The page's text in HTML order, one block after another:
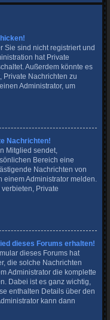
Sie sind nicht registriert und
hat Private
Außerdem könnte es
Private Nachrichten zu
Administrator, um
Nachrichten!
Mitglied sendet,
Bereich eine
Nachrichten von
einem Administrator melden.
Private
dieses Forums erhalten!
dieses Forums hat
die solche Nachrichten
Administrator die komplette
Dabei ist es ganz wichtig,
enthalten Details über den
kann dann